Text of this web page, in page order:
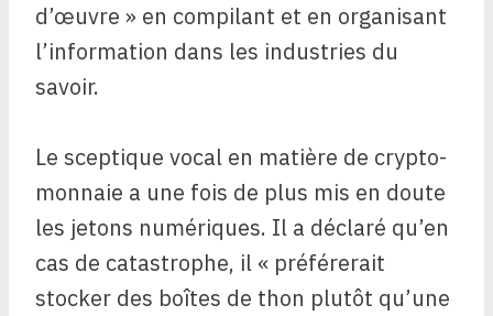
d’œuvre » en compilant et en organisant
l’information dans les industries du
savoir.
Le sceptique vocal en matière de crypto-
monnaie a une fois de plus mis en doute
les jetons numériques. Il a déclaré qu’en
cas de catastrophe, il « préférerait
stocker des boîtes de thon plutôt qu’une